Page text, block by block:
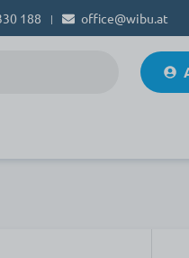
188 | office@wibu.at